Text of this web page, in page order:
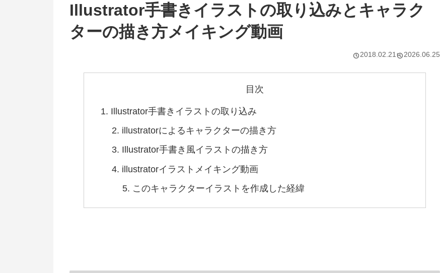
Illustrator手書きイラストの取り込みとキャラク
ターの描き方メイキング動画
2018.02.21 2026.06.25
目次
Illustrator手書きイラストの取り込み
illustratorによるキャラクターの描き方
Illustrator手書き風イラストの描き方
illustratorイラストメイキング動画
このキャラクターイラストを作成した経緯